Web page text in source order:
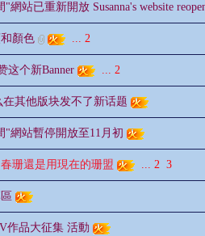
網站已重新開放 Susanna's website
顏色 ... 2
这个新Banner ... 2
在其他版块发不了新话题
"網站暫停開放至11月初
珊還是用現在的珊盟 ... 2 3
作品大征集 活動